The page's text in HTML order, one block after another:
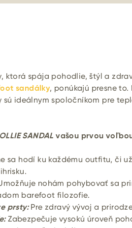
ktorá spája pohodlie, štýl a
sandálky, ponúkajú presne to.
ideálnym spoločníkom pre
SANDAL vašou prvou
sa hodí ku každému outfitu, či
nohám pohybovať sa
barefoot filozofie.
prsty:Pre zdravý vývoj a
Zabezpečuje vysokú úroveň